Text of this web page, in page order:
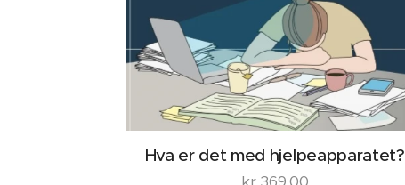
Hva er det med hjelpeapparatet?